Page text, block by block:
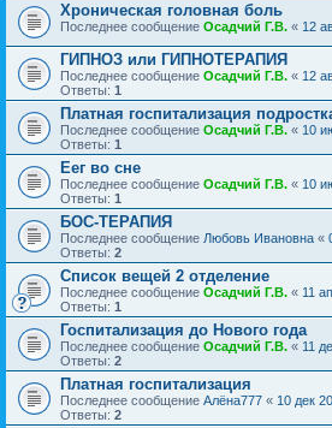
Хроническая головная боль
Последнее сообщение Осадчий Г.В. « 12
ГИПНОЗ или ГИПНОТЕРАПИЯ
Последнее сообщение Осадчий Г.В. « 12
Ответы: 1
Платная госпитализация
Последнее сообщение Осадчий Г.В. « 10
Ответы: 1
Еег во сне
Последнее сообщение Осадчий Г.В. « 10
Ответы: 1
БОС-ТЕРАПИЯ
Последнее сообщение Любовь Ивановна «
Ответы: 2
Список вещей 2 отделение
Последнее сообщение Осадчий Г.В. « 11
Ответы: 1
Госпитализация до Нового года
Последнее сообщение Осадчий Г.В. « 11
Ответы: 2
Платная госпитализация
Последнее сообщение Алёна777 « 10 дек
Ответы: 2